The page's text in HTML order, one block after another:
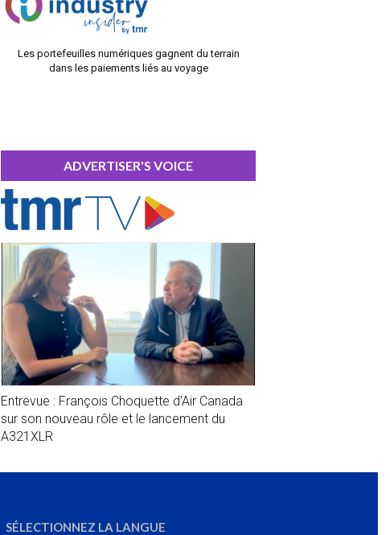
Les portefeuilles numériques gagnent du terrain
dans les paiements liés au voyage
ADVERTISER'S VOICE
Entrevue : François Choquette d’Air Canada
sur son nouveau rôle et le lancement du
A321XLR
SÉLECTIONNEZ LA LANGUE